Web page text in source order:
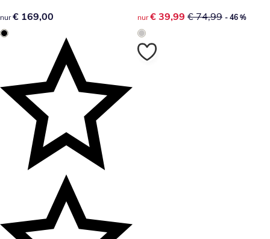
€ 169,00
nur € 169,00 reduzierter Preis € 39,99,
nur € 39,99 € 74,99 - 46 %